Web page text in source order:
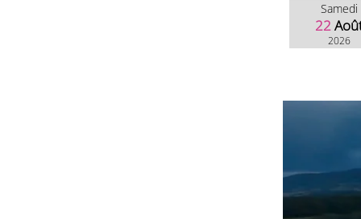
Samedi
22
2026